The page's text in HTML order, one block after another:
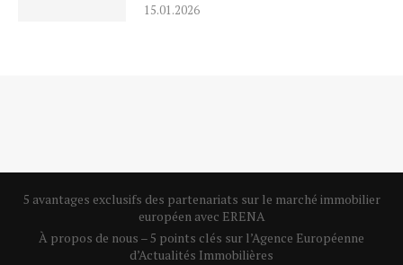
15.01.2026
5 avantages exclusifs des partenariats sur le marché immobilier
européen avec ERENA
À propos de nous – 5 points clés sur l’Agence Européenne
d’Actualités Immobilières